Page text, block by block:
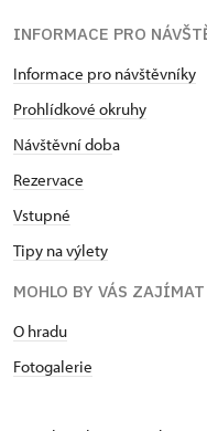
INFORMACE PRO
Informace pro návštěvníky
Prohlídkové okruhy
Návštěvní doba
Rezervace
Vstupné
Tipy na výlety
MOHLO BY VÁS ZAJÍMAT
O hradu
Fotogalerie